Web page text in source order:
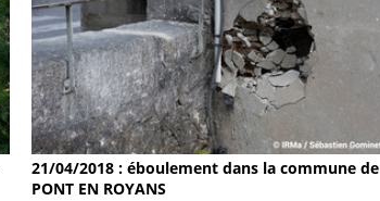
21/04/2018 : éboulement dans la commune de
PONT EN ROYANS